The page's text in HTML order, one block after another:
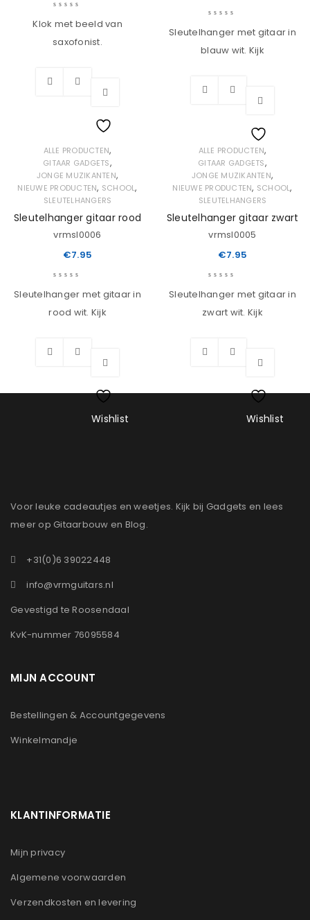
Klok met beeld van
saxofonist.
Wishlist
Sleutelhanger met gitaar in
blauw wit. Kijk
Wishlist
ALLE PRODUCTEN,
GITAAR GADGETS,
JONGE MUZIKANTEN,
NIEUWE PRODUCTEN, SCHOOL,
SLEUTELHANGERS
Sleutelhanger gitaar rood
vrmsl0006
€7.95
Sleutelhanger met gitaar in
rood wit. Kijk
Wishlist
ALLE PRODUCTEN,
GITAAR GADGETS,
JONGE MUZIKANTEN,
NIEUWE PRODUCTEN, SCHOOL,
SLEUTELHANGERS
Sleutelhanger gitaar zwart
vrmsl0005
€7.95
Sleutelhanger met gitaar in
zwart wit. Kijk
Wishlist
Voor leuke cadeautjes en weetjes. Kijk bij Gadgets en lees
meer op Gitaarbouw en Blog.
+31(0)6 39022448
info@vrmguitars.nl
Gevestigd te Roosendaal
KvK-nummer 76095584
MIJN ACCOUNT
Bestellingen & Accountgegevens
Winkelmandje
KLANTINFORMATIE
Mijn privacy
Algemene voorwaarden
Verzendkosten en levering